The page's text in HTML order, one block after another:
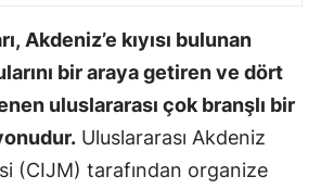
Akdeniz’e kıyısı bulunan
bir araya getiren ve dört
uluslararası çok branşlı bir
Uluslararası Akdeniz
(CIJM) tarafından organize